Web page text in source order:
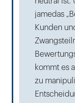
jamedas
Kunden
kommt es
zu